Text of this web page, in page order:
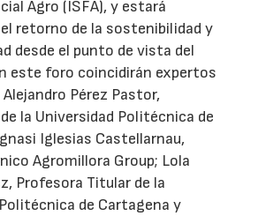
Agro (ISFA), y estará
retorno de la sostenibilidad y
desde el punto de vista del
este foro coincidirán expertos
Pérez Pastor,
la Universidad Politécnica de
Iglesias Castellarnau,
Agromillora Group; Lola
Profesora Titular de la
de Cartagena y